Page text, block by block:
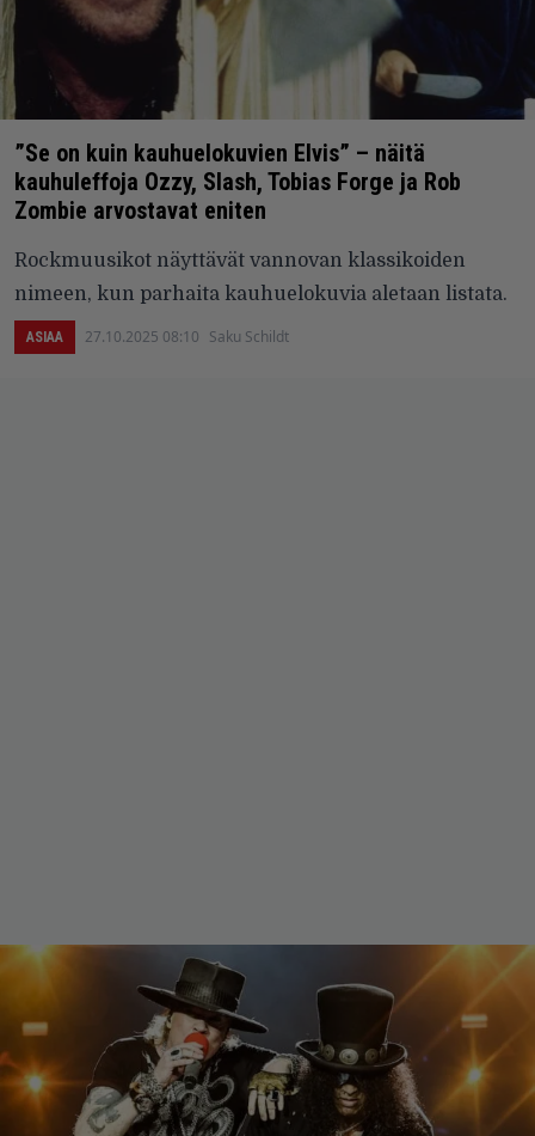
”Se on kuin kauhuelokuvien Elvis” – näitä
kauhuleffoja Ozzy, Slash, Tobias Forge ja Rob
Zombie arvostavat eniten
Rockmuusikot näyttävät vannovan klassikoiden
nimeen, kun parhaita kauhuelokuvia aletaan listata.
ASIAA 27.10.2025 08:10 Saku Schildt